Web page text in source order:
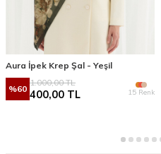
Aura İpek Krep Şal - Yeşil
%60
1.000,00TL
400,00 TL 15 Renk